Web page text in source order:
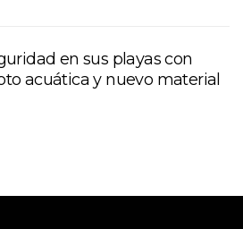
en sus playas con
acuática y nuevo material